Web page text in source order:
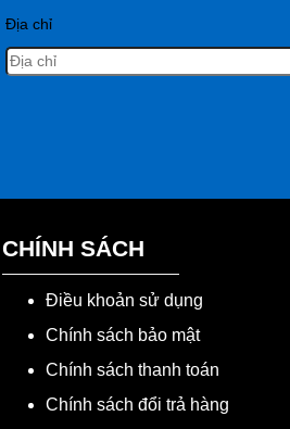
Địa chỉ
CHÍNH SÁCH
Điều khoản sử dụng
Chính sách bảo mật
Chính sách thanh toán
Chính sách đổi trả hàng